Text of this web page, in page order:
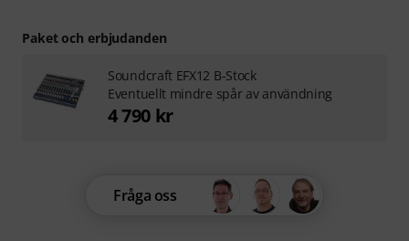
Fråga oss
Paket och erbjudanden
Soundcraft EFX12 B-Stock
Eventuellt mindre spår av användning
4 790 kr